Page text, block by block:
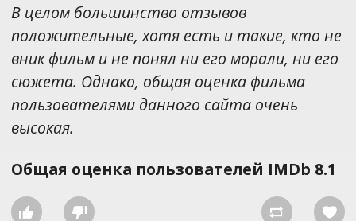
В целом большинство отзывов
положительные, хотя есть и такие, кто не
вник фильм и не понял ни его морали, ни его
сюжета. Однако, общая оценка фильма
пользователями данного сайта очень
высокая.
Общая оценка пользователей IMDb 8.1
   